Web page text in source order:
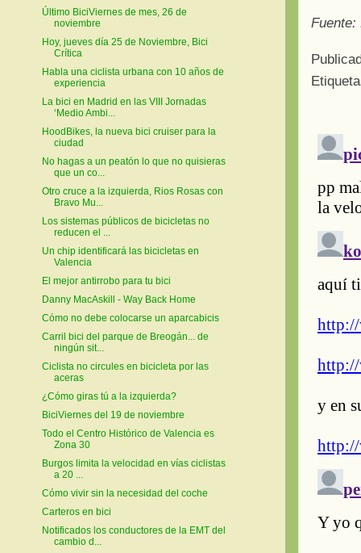
Fuente:
Último BiciViernes de mes, 26 de
noviembre
Hoy, jueves día 25 de Noviembre, Bici
Crítica
Habla una ciclista urbana con 10 años de
experiencia
La bici en Madrid en las VIII Jornadas
‘Medio Ambi...
HoodBikes, la nueva bici cruiser para la
ciudad
No hagas a un peatón lo que no quisieras
que un co...
Otro cruce a la izquierda, Rios Rosas con
Bravo Mu...
Los sistemas públicos de bicicletas no
reducen el ...
Un chip identificará las bicicletas en
Valencia
El mejor antirrobo para tu bici
Danny MacAskill - Way Back Home
Cómo no debe colocarse un aparcabicis
Carril bici del parque de Breogán... de
ningún sit...
Ciclista no circules en bicicleta por las
aceras
¿Cómo giras tú a la izquierda?
BiciViernes del 19 de noviembre
Todo el Centro Histórico de Valencia es
Zona 30
Burgos limita la velocidad en vías ciclistas
a 20 ...
Cómo vivir sin la necesidad del coche
Carteros en bici
Notificados los conductores de la EMT del
cambio d...